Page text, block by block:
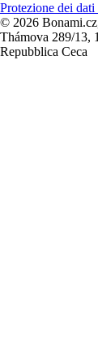
Protezione dei dati
© 2026
Thámova 289/13,
Repubblica Ceca